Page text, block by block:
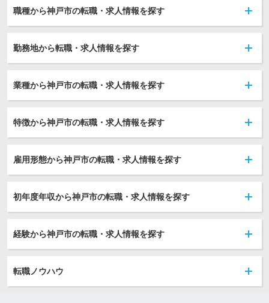
職種から神戸市の転職・求人情報を探す
勤務地から転職・求人情報を探す
業種から神戸市の転職・求人情報を探す
特徴から神戸市の転職・求人情報を探す
雇用形態から神戸市の転職・求人情報を探す
初年度年収から神戸市の転職・求人情報を探す
経験から神戸市の転職・求人情報を探す
転職ノウハウ